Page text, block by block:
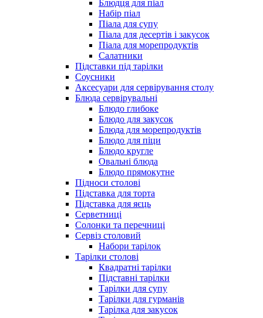
Блюдця для піал
Набір піал
Піала для супу
Піала для десертів і закусок
Піала для морепродуктів
Салатники
Підставки під тарілки
Соусники
Аксесуари для сервірування столу
Блюда сервірувальні
Блюдо глибоке
Блюдо для закусок
Блюда для морепродуктів
Блюдо для піци
Блюдо кругле
Овальні блюда
Блюдо прямокутне
Підноси столові
Підставка для торта
Підставка для яєць
Серветниці
Солонки та перечниці
Сервіз столовий
Набори тарілок
Тарілки столові
Квадратні тарілки
Підставні тарілки
Тарілки для супу
Тарілки для гурманів
Тарілка для закусок